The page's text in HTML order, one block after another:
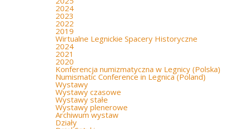
2024
2023
2022
2019
Wirtualne Legnickie Spacery Historyczne
2024
2021
2020
Konferencja numizmatyczna w Legnicy (Polska)
Numismatic Conference in Legnica (Poland)
Wystawy
Wystawy czasowe
Wystawy stałe
Wystawy plenerowe
Archiwum wystaw
Działy